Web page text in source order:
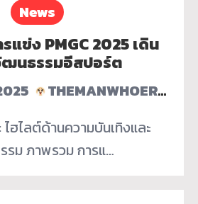
News
แข่ง PMGC 2025 เดิน
ฒนธรรมอีสปอร์ต
THEMANWHOERASEDHISACCOUNT
ไฮไลต์ด้านความบันเทิงและ
ม ภาพรวม การแ…